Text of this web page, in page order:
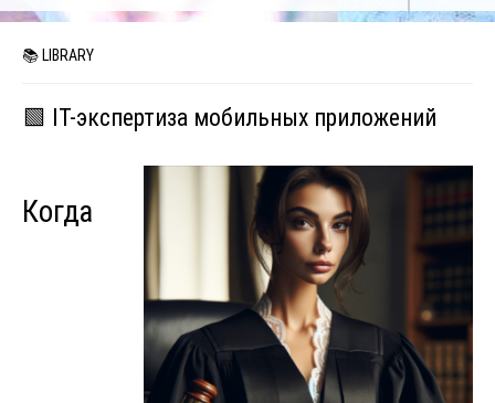
📚 LIBRARY
🟩 IT-экспертиза мобильных приложений
Когда